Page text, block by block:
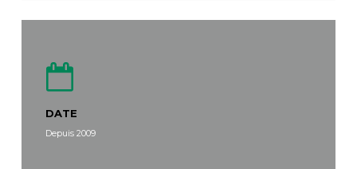
DATE
Depuis 2009